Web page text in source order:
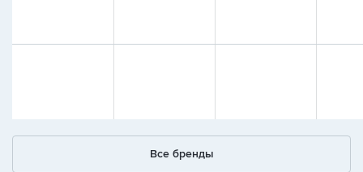
Все бренды